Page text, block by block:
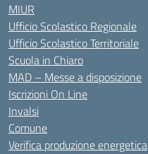
MIUR
Ufficio Scolastico Regionale
Ufficio Scolastico Territoriale
Scuola in Chiaro
MAD – Messe a disposizione
Iscrizioni On Line
Invalsi
Comune
Verifica produzione energetica